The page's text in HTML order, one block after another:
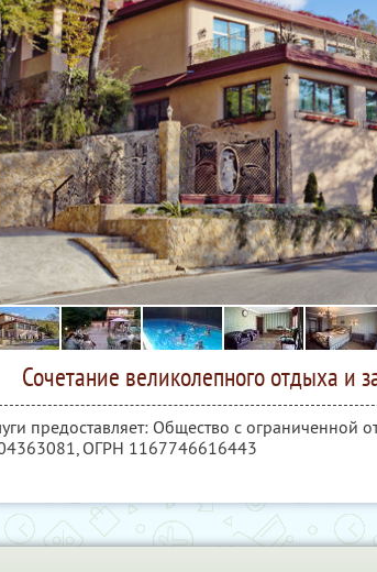
Сочетание великолепного отдыха и
предоставляет: Общество с ограниченной
, ОГРН 1167746616443